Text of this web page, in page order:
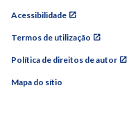
Acessibilidade
Termos de utilização
Política de direitos de autor
Mapa do sítio